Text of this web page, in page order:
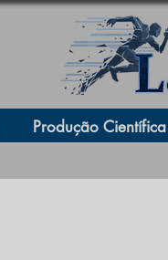
Produção Científica